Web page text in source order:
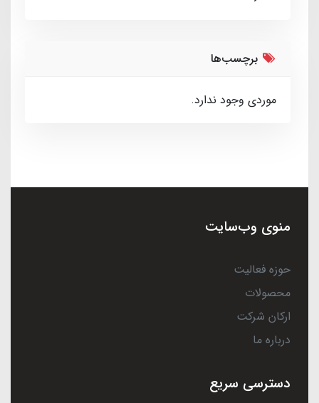
برچسب‌ها
موردی وجود ندارد.
منوی وب‌سایت
حوزه فعالیت
محصولات
ارکان شرکت
درباره ما
دسترسی سریع